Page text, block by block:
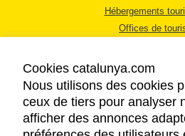
Hébergements
Offices de
MENTIONS
Cookies catalunya.com
Nous utilisons des cookies
ceux de tiers pour analyser
afficher des annonces